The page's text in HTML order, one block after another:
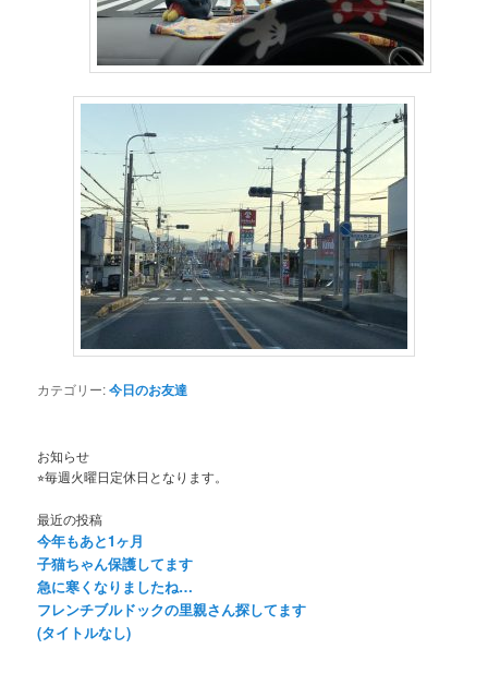
カテゴリー:今日のお友達
お知らせ
⭐︎毎週火曜日定休日となります。
最近の投稿
今年もあと1ヶ月
子猫ちゃん保護してます
急に寒くなりましたね…
フレンチブルドックの里親さん探してます
(タイトルなし)